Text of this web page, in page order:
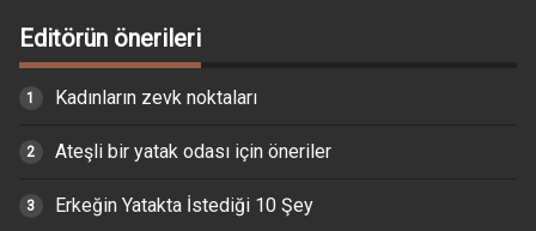
Editörün önerileri
Kadınların zevk noktaları
Ateşli bir yatak odası için öneriler
Erkeğin Yatakta İstediği 10 Şey